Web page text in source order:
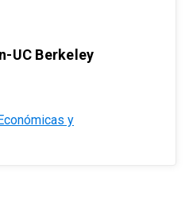
UC Berkeley
y